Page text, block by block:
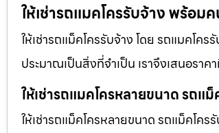
ให้เช่ารถแมคโครรับจ้าง พร้อ
ให้เช่ารถแม็คโครรับจ้าง โดย รถแมคโ
ประมาณเป็นสิ่งที่จำเป็น เราจึงเสนอรา
ให้เช่ารถแมคโครหลายขนาด รถแ
ให้เช่ารถแม็คโครหลายขนาด รถแม็คโค